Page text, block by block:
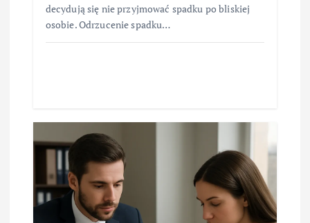
decydują się nie przyjmować spadku po bliskiej
osobie. Odrzucenie spadku…